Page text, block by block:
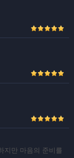
지만 마음의 준비를